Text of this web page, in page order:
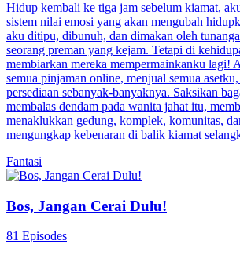
Hidup kembali ke tiga jam sebelum kiamat,
sistem nilai emosi yang akan mengubah
aku ditipu, dibunuh, dan dimakan oleh
seorang preman yang kejam. Tetapi di
membiarkan mereka mempermainkanku lagi!
semua pinjaman online, menjual semua
persediaan sebanyak-banyaknya. Saksikan
membalas dendam pada wanita jahat itu,
menaklukkan gedung, komplek, komunitas,
mengungkap kebenaran di balik kiamat
Fantasi
Bos, Jangan Cerai Dulu!
81 Episodes